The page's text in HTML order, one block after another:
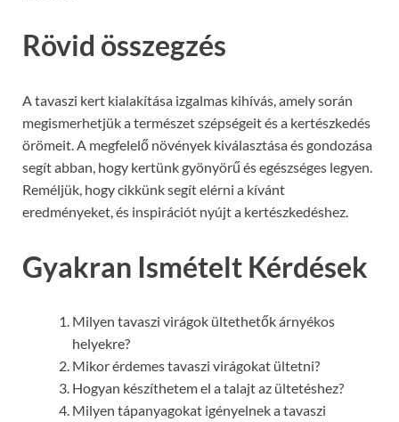
Rövid összegzés
A tavaszi kert kialakítása izgalmas kihívás, amely során
megismerhetjük a természet szépségeit és a kertészkedés
örömeit. A megfelelő növények kiválasztása és gondozása
segít abban, hogy kertünk gyönyörű és egészséges legyen.
Reméljük, hogy cikkünk segít elérni a kívánt
eredményeket, és inspirációt nyújt a kertészkedéshez.
Gyakran Ismételt Kérdések
Milyen tavaszi virágok ültethetők árnyékos
helyekre?
Mikor érdemes tavaszi virágokat ültetni?
Hogyan készíthetem el a talajt az ültetéshez?
Milyen tápanyagokat igényelnek a tavaszi